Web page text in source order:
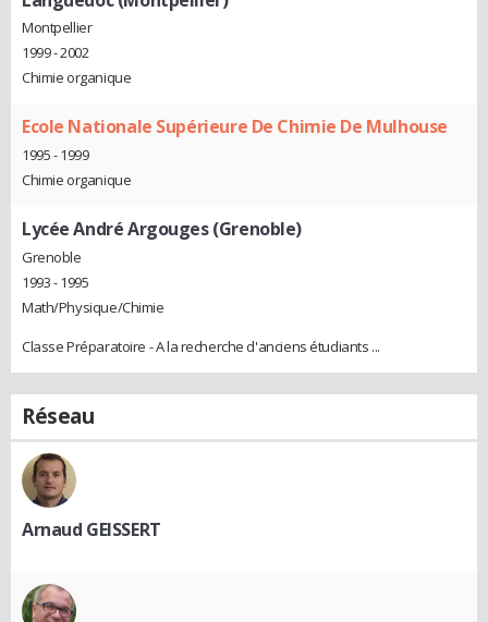
Montpellier
1999 - 2002
Chimie organique
Ecole Nationale Supérieure De Chimie De Mulhouse
1995 - 1999
Chimie organique
Lycée André Argouges (Grenoble)
Grenoble
1993 - 1995
Math/Physique/Chimie
Classe Préparatoire - A la recherche d'anciens étudiants ...
Réseau
Arnaud GEISSERT